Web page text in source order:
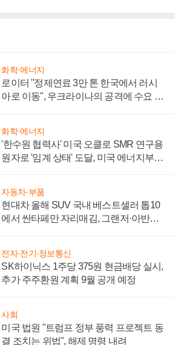
화학·에너지
로이터 "정제연료 3만 톤 한국에서 러시
아로 이동", 우크라이나의 공격에 수요 늘
화학·에너지
'한수원 협력사' 미국 오클로 SMR 연구용
원자로 '임계 상태' 도달, 미국 에너지부
자동차·부품
현대차 올해 SUV 국내 베스트셀러 톱10
에서 싼타페만 자리매김, 그랜저·아반떼
전자·전기·정보통신
SK하이닉스 1주당 375원 현금배당 실시,
추가 주주환원 계획 9월 공개 예정
사회
미국 법원 "트럼프 정부 풍력 프로젝트 동
결 조치는 위법", 해제 명령 내려